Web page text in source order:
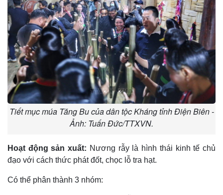
Tiết mục múa Tăng Bu của dân tộc Kháng tỉnh Điện Biên -
Ảnh: Tuấn Đức/TTXVN.
Hoạt động sản xuất: Nương rẫy là hình thái kinh tế chủ
đạo với cách thức phát đốt, chọc lỗ tra hạt.
Có thể phân thành 3 nhóm: